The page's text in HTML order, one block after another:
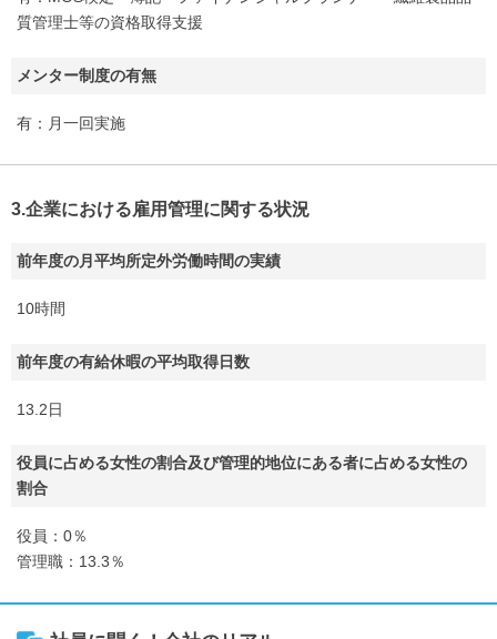
質管理士等の資格取得支援
メンター制度の有無
有：月一回実施
3.企業における雇用管理に関する状況
前年度の月平均所定外労働時間の実績
10時間
前年度の有給休暇の平均取得日数
13.2日
役員に占める女性の割合及び管理的地位にある者に占める女性の
割合
役員：0％
管理職：13.3％